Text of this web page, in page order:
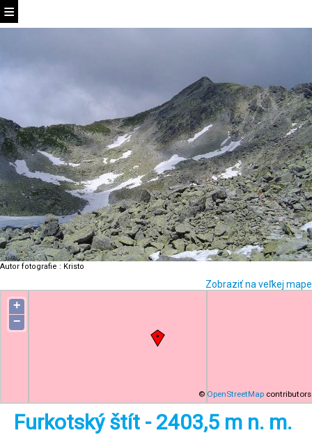
Autor fotografie : Kristo
Zobraziť na veľkej mape
+
−
© OpenStreetMap contributors
Furkotský štít - 2403,5 m n. m.